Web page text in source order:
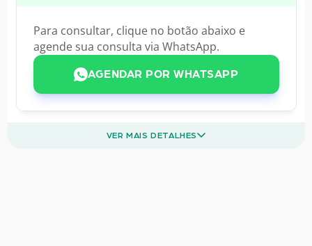
Para consultar, clique no botão abaixo e
agende sua consulta via WhatsApp.
AGENDAR POR WHATSAPP
VER MAIS DETALHES